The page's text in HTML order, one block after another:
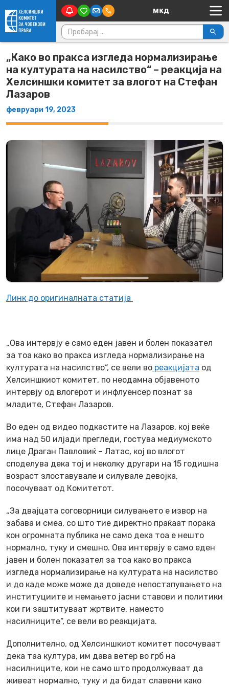
Skip to content Main Navigation
Пребарувај за:
„Како во пракса изгледа нормализирање
на културата на насилство“ – реакција на
Хелсиншки комитет за влогот на Стефан
Лазаров
февруари 19, 2023
Линк до оригиналната статија
„Ова интервју е само еден јавен и болен показател
за тоа како во пракса изгледа нормализирање на
културата на насилство“, се вели во реакцијата од
Хелсиншкиот комитет, по неодамна објавеното
интервју од влогерот и инфлуенсер познат за
младите, Стефан Лазаров.
Во еден од видео подкастите на Лазаров, кој веќе
има над 50 илјади прегледи, гостува медиумското
лице Драган Павловиќ – Латас, кој во влогот
споделува дека тој и неколку другари на 15 годишна
возраст злоставувале и силувале девојка,
посочуваат од Комитетот.
„За двајцата соговорници силувањето е извор на
забава и смеа, со што тие директно праќаат порака
кон огромната публика не само дека тоа е нешто
нормално, туку и смешно. Ова интервју е само еден
јавен и болен показател за тоа како во пракса
изгледа нормализирање на културата на насилство
и до каде може може да доведе непостапувањето на
институциите и немањето јасни ставови и политики
кои ги заштитуваат жртвите, наместо
насилниците“, се вели во реакцијата.
Дополнително, од Хелсиншкиот комитет посочуваат
дека таа култура, им дава ветер во грб на
насилниците, кои не само што продолжуваат да
живеат нормално, туку и да бидат славени како